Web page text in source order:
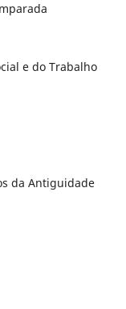
e do Trabalho
da Antiguidade